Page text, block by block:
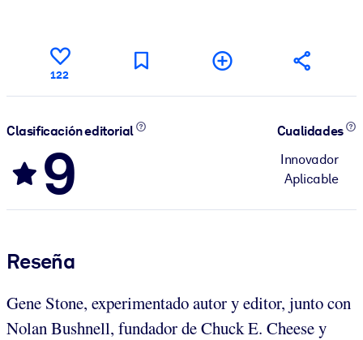
122
Clasificación editorial
9
Cualidades
Innovador
Aplicable
Reseña
Gene Stone, experimentado autor y editor, junto con
Nolan Bushnell, fundador de Chuck E. Cheese y